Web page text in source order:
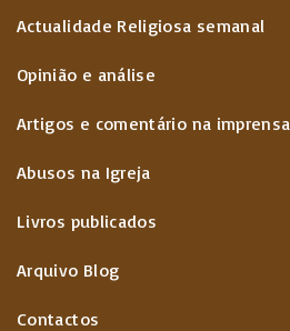
Actualidade Religiosa semanal
Opinião e análise
Artigos e comentário na imprensa
Abusos na Igreja
Livros publicados
Arquivo Blog
Contactos